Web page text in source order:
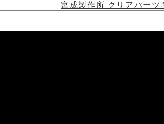
宮成製作所 クリアパーツ